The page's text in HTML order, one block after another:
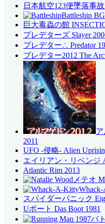
日本航空123便墜落事
Battleship
巨大毒蟲の館
プレデターズ Slayer
プレデター∴ Predator
プレデター2012 The
ア
2011
UFO -侵略- Alien
エイリアン・リベンジ
Atlantic Rim 2013
メテオ
スパイダーパニック
Uボート Das Boot 1981
バ